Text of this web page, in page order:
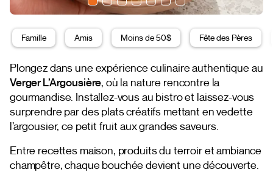
Famille Amis Moins de 50$ Fête des Pères
Plongez dans une expérience culinaire authentique au
Verger L’Argousière, où la nature rencontre la
gourmandise. Installez-vous au bistro et laissez-vous
surprendre par des plats créatifs mettant en vedette
l’argousier, ce petit fruit aux grandes saveurs.
Entre recettes maison, produits du terroir et ambiance
champêtre, chaque bouchée devient une découverte.